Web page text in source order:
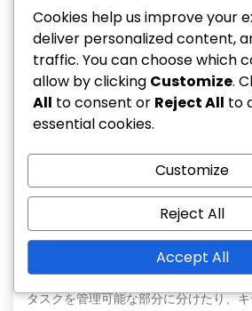
オをメンタルでリハーサルすることでパ
させる手法です。アスリートは、さまざ
自分自身の鮮明なメンタルイメージを作
高め、不安を軽減することができます。
に挑戦に対するメンタルの準備をするた
す。 効果的な視覚化のための重要なス
す： 気を散らさない静かな場所を見つ
ましい結果を詳細に想像する。 すべて
視覚化をできるだけリアルにする。 視
ることで、試合中の集中力が向上し、
ル感を得ることができます。 集中力を
ス戦略 フォーカス戦略は、アスリート
力を維持するのに役立ちます。具体的
タスクを管理可能な部分に分けたり、
Cookies help us improve your
deliver personalized content,
traffic. You can choose which
allow by clicking Customize.
All to consent or Reject All to
essential cookies.
Customize
Reject All
Accept All